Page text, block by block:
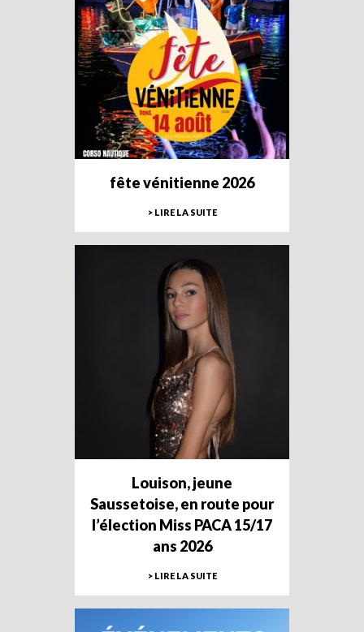
fête vénitienne 2026
> LIRE LA SUITE
Louison, jeune
Saussetoise, en route pour
l’élection Miss PACA 15/17
ans 2026
> LIRE LA SUITE